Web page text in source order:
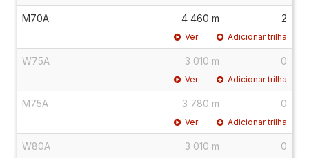
M70A 4 460 m 2
Ver Adicionar trilha
W75A 3 010 m 0
Ver Adicionar trilha
M75A 3 780 m 0
Ver Adicionar trilha
W80A 3 010 m 0